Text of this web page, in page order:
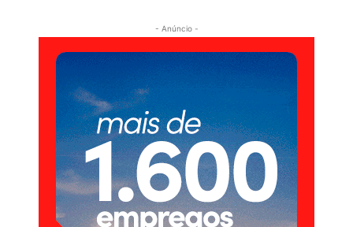
- Anúncio -